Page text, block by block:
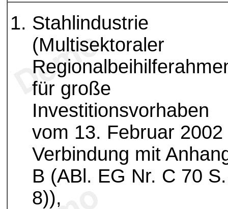
Stahlindustrie
(Multisektoraler
für große
Investitionsvorhaben
vom 13. Februar 2002
Verbindung mit
B (ABl. EG Nr. C 70 S.
8)),